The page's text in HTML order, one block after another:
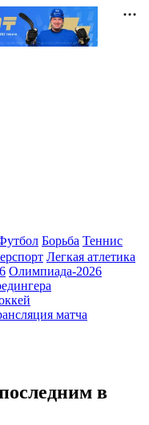
Борьба Теннис
Легкая атлетика
Олимпиада-2026
матча
в